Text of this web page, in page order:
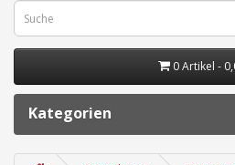
0 Artikel -
Kategorien